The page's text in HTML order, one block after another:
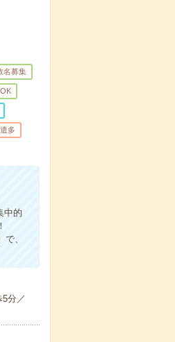
名募集
多
中的
、
分／